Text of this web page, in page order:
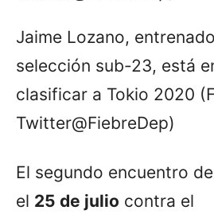
Jaime Lozano,
selección sub-23, está
clasificar a Tokio 2020
Twitter@FiebreDep)
El segundo encuentro
el 25 de julio contra el